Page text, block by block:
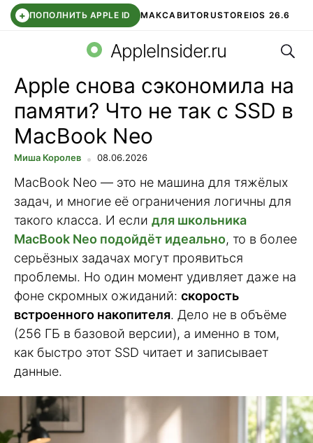
+ ПОПОЛНИТЬ APPLE ID МАКСАВИТОRUSTOREIOS 26.6
СБЕР КИДС ВТБ ОНЛАЙН ЧАТ В ROBLOX
AppleInsider.ru
Apple снова сэкономила на
памяти? Что не так с SSD в
MacBook Neo
Миша Королев 08.06.2026
MacBook Neo — это не машина для тяжёлых
задач, и многие её ограничения логичны для
такого класса. И если для школьника
MacBook Neo подойдёт идеально, то в более
серьёзных задачах могут проявиться
проблемы. Но один момент удивляет даже на
фоне скромных ожиданий: скорость
встроенного накопителя. Дело не в объёме
(256 ГБ в базовой версии), а именно в том,
как быстро этот SSD читает и записывает
данные.